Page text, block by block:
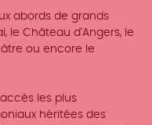
abords de grands
le Château d'Angers, le
ou encore le
les plus
héritées des